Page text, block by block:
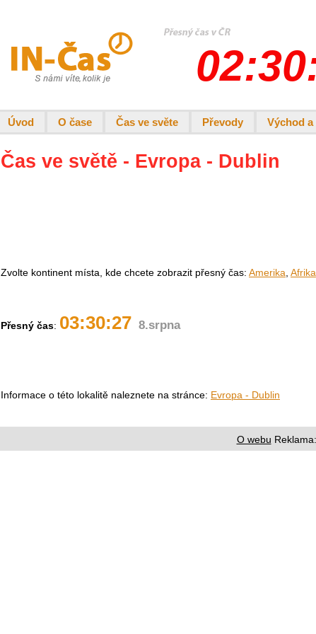
Úvod O čase Čas ve světe Převody Východ a
Čas ve světě - Evropa - Dublin
Zvolte kontinent místa, kde chcete zobrazit přesný čas: Amerika, Afrika
Přesný čas: 03:30:27 8.srpna
Informace o této lokalitě naleznete na stránce: Evropa - Dublin
O webu Reklama: